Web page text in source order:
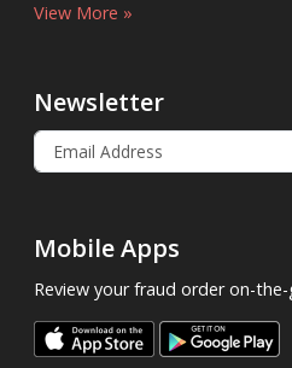
View More »
Newsletter
Mobile Apps
Review your fraud order on-